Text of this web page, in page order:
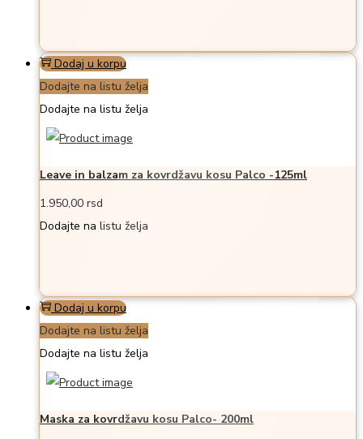
Dodaj u korpu
Dodajte na listu želja
Dodajte na listu želja
Leave in balzam za kovrdžavu kosu Palco -125ml
1.950,00 rsd
Dodajte na listu želja
Dodaj u korpu
Dodajte na listu želja
Dodajte na listu želja
Maska za kovrdžavu kosu Palco- 200ml